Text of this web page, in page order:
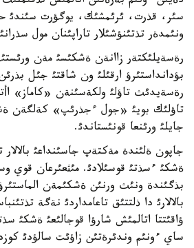
سئر، قذرت، ئرئمشئك، يوگؤرت سئندئ
ونئمدةر تذتئنؤشئلار تاراپئنان مول
رةسةيلئكتةر زاانةن ةشكئسئ مةن
بؤدانداستئرؤ ارقئلئ ون شاقتئ جئل
رةسةيدئث تاؤلئ ولكةسئنةن «كاماز»
جايلئ ورئنعا قونئستاندئ.
جاپون ةلئندة مةكتةپ جاسئنداعئ بالالار
ةشكئ ءسذتئ قوسئلادئ. مئثعئرعان قوي
بذگئندة ونئث ورنئن ةشكئمةن
بالالارئ دا ذلتتئق تاعامداردئ نةگة
ؤاقئتتا اتالمئش شارؤا قوجالئعئ ةشكئ
ساي ءونئم وندئرةتئن زاؤئت سالؤدئ